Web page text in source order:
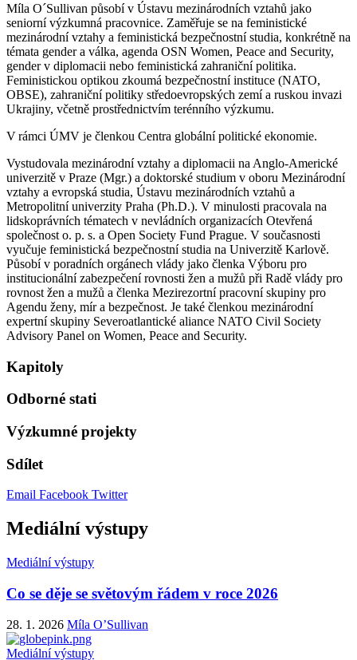
Míla O´Sullivan působí v Ústavu mezinárodních vztahů jako
seniorní výzkumná pracovnice. Zaměřuje se na feministické
mezinárodní vztahy a feministická bezpečnostní studia, konkrétně na
témata gender a válka, agenda OSN Women, Peace and Security,
gender v diplomacii nebo feministická zahraniční politika.
Feministickou optikou zkoumá bezpečnostní instituce (NATO,
OBSE), zahraniční politiky středoevropských zemí a ruskou invazi
Ukrajiny, včetně prostřednictvím terénního výzkumu.
V rámci ÚMV je členkou Centra globální politické ekonomie.
Vystudovala mezinárodní vztahy a diplomacii na Anglo-Americké
univerzitě v Praze (Mgr.) a doktorské studium v oboru Mezinárodní
vztahy a evropská studia, Ústavu mezinárodních vztahů a
Metropolitní univerzity Praha (Ph.D.). V minulosti pracovala na
lidskoprávních tématech v nevládních organizacích Otevřená
společnost o. p. s. a Open Society Fund Prague. V současnosti
vyučuje feministická bezpečnostní studia na Univerzitě Karlově.
Působí v poradních orgánech vlády jako členka Výboru pro
institucionální zabezpečení rovnosti žen a mužů při Radě vlády pro
rovnost žen a mužů a členka Mezirezortní pracovní skupiny pro
Agendu ženy, mír a bezpečnost. Je také členkou mezinárodní
expertní skupiny Severoatlantické aliance NATO Civil Society
Advisory Panel on Women, Peace and Security.
Kapitoly
Odborné stati
Výzkumné projekty
Sdílet
Email Facebook Twitter
Mediální výstupy
Mediální výstupy
Co se děje se světovým řádem v roce 2026
28. 1. 2026 Míla O’Sullivan
Mediální výstupy